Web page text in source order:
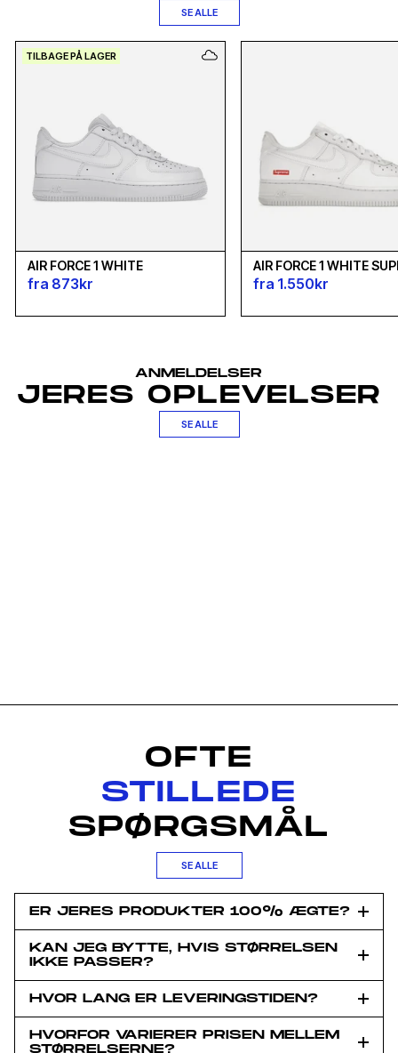
SE ALLE
TILBAGE PÅ LAGER
AIR FORCE 1 WHITE
fra 873kr
AIR FORCE 1 WHITE
fra 1.550kr
ANMELDELSER
JERES OPLEVELSER
SE ALLE
OFTE
STILLEDE
SPØRGSMÅL
SE ALLE
ER JERES PRODUKTER 100% ÆGTE?
KAN JEG BYTTE, HVIS STØRRELSEN
IKKE PASSER?
HVOR LANG ER LEVERINGSTIDEN?
HVORFOR VARIERER PRISEN MELLEM
STØRRELSERNE?
Du har fået en
Hemmelig